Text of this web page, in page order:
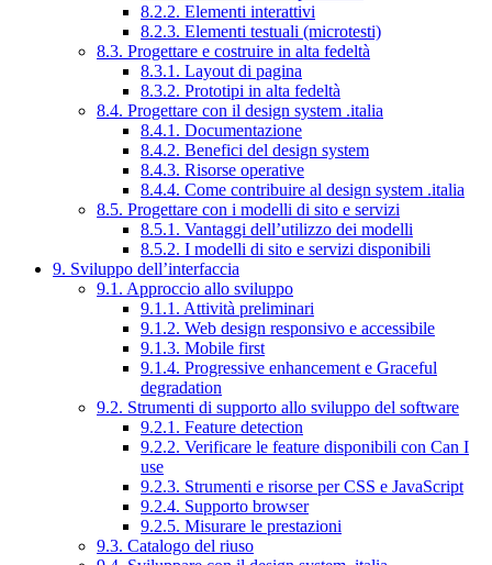
8.2.2. Elementi interattivi
8.2.3. Elementi testuali (microtesti)
8.3. Progettare e costruire in alta fedeltà
8.3.1. Layout di pagina
8.3.2. Prototipi in alta fedeltà
8.4. Progettare con il design system .italia
8.4.1. Documentazione
8.4.2. Benefici del design system
8.4.3. Risorse operative
8.4.4. Come contribuire al design system .italia
8.5. Progettare con i modelli di sito e servizi
8.5.1. Vantaggi dell’utilizzo dei modelli
8.5.2. I modelli di sito e servizi disponibili
9. Sviluppo dell’interfaccia
9.1. Approccio allo sviluppo
9.1.1. Attività preliminari
9.1.2. Web design responsivo e accessibile
9.1.3. Mobile first
9.1.4. Progressive enhancement e Graceful
degradation
9.2. Strumenti di supporto allo sviluppo del software
9.2.1. Feature detection
9.2.2. Verificare le feature disponibili con Can I
use
9.2.3. Strumenti e risorse per CSS e JavaScript
9.2.4. Supporto browser
9.2.5. Misurare le prestazioni
9.3. Catalogo del riuso